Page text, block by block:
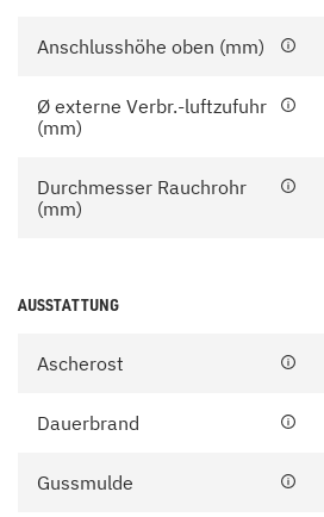
Anschlusshöhe oben (mm)
Ø externe Verbr.-luftzufuhr
(mm)
Durchmesser Rauchrohr
(mm)
AUSSTATTUNG
Ascherost
Dauerbrand
Gussmulde